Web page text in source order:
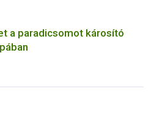
a paradicsomot károsító